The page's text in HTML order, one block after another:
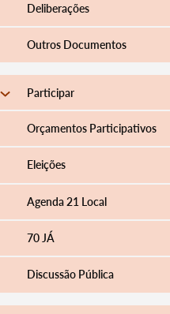
Deliberações
Outros Documentos
Participar
Orçamentos Participativos
Eleições
Agenda 21 Local
70 JÁ
Discussão Pública